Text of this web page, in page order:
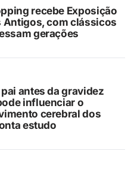
recebe Exposição
Antigos, com clássicos
gerações
antes da gravidez
influenciar o
cerebral dos
estudo